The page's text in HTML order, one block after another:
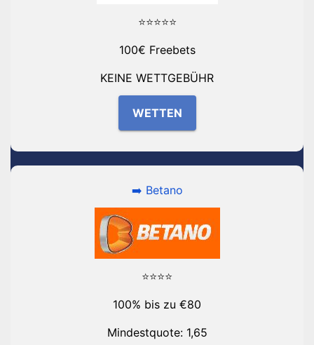
⭐⭐⭐⭐⭐
100€ Freebets
KEINE WETTGEBÜHR
WETTEN
➡️ Betano
⭐⭐⭐⭐
100% bis zu €80
Mindestquote: 1,65